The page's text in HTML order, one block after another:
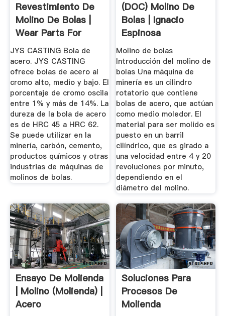
Revestimiento De
Molino De Bolas |
Wear Parts For
Industry ...
JYS CASTING Bola de
acero. JYS CASTING
ofrece bolas de acero al
cromo alto, medio y bajo. El
porcentaje de cromo oscila
entre 1% y más de 14%. La
dureza de la bola de acero
es de HRC 45 a HRC 62.
Se puede utilizar en la
minería, carbón, cemento,
productos químicos y otras
industrias de máquinas de
molinos de bolas.
(DOC) Molino De
Bolas | Ignacio
Espinosa
Bobenrieth ...
Molino de bolas
Introducción del molino de
bolas Una máquina de
minería es un cilindro
rotatorio que contiene
bolas de acero, que actúan
como medio moledor. El
material para ser molido es
puesto en un barril
cilíndrico, que es girado a
una velocidad entre 4 y 20
revoluciones por minuto,
dependiendo en el
diámetro del molino.
Ensayo De Molienda
| Molino (molienda) |
Acero
Soluciones Para
Procesos De
Molienda